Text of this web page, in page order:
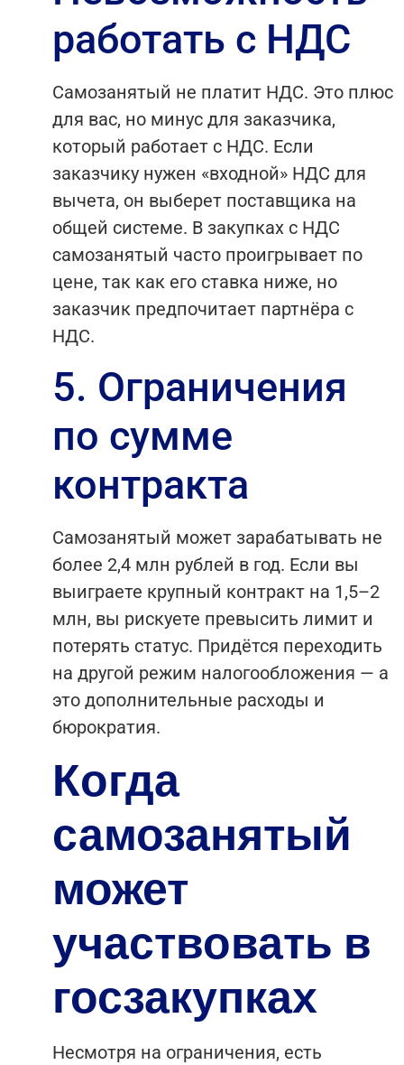
работать с НДС
Самозанятый не платит НДС. Это плюс
для вас, но минус для заказчика,
который работает с НДС. Если
заказчику нужен «входной» НДС для
вычета, он выберет поставщика на
общей системе. В закупках с НДС
самозанятый часто проигрывает по
цене, так как его ставка ниже, но
заказчик предпочитает партнёра с
НДС.
5. Ограничения
по сумме
контракта
Самозанятый может зарабатывать не
более 2,4 млн рублей в год. Если вы
выиграете крупный контракт на 1,5–2
млн, вы рискуете превысить лимит и
потерять статус. Придётся переходить
на другой режим налогообложения — а
это дополнительные расходы и
бюрократия.
Когда
самозанятый
может
участвовать в
госзакупках
Несмотря на ограничения, есть